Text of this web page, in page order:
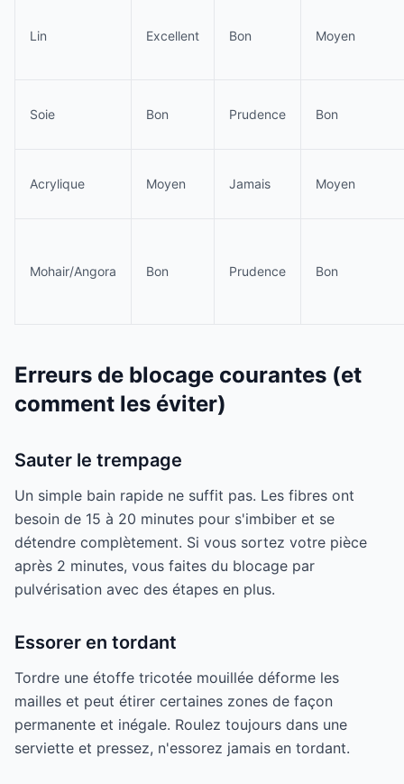
Lin Excellent Bon Moyen
Soie Bon Prudence Bon
Acrylique Moyen Jamais Moyen
Mohair/Angora Bon Prudence Bon
Erreurs de blocage courantes (et
comment les éviter)
Sauter le trempage
Un simple bain rapide ne suffit pas. Les fibres ont
besoin de 15 à 20 minutes pour s'imbiber et se
détendre complètement. Si vous sortez votre pièce
après 2 minutes, vous faites du blocage par
pulvérisation avec des étapes en plus.
Essorer en tordant
Tordre une étoffe tricotée mouillée déforme les
mailles et peut étirer certaines zones de façon
permanente et inégale. Roulez toujours dans une
serviette et pressez, n'essorez jamais en tordant.